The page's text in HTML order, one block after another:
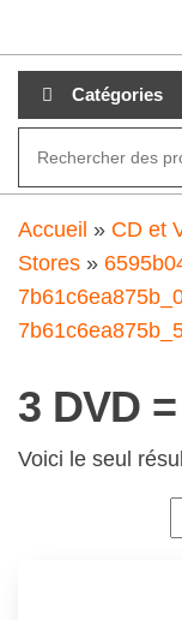
au
contenuCatégories
Accueil » CD et
Stores »
3 DVD
Voici le seul